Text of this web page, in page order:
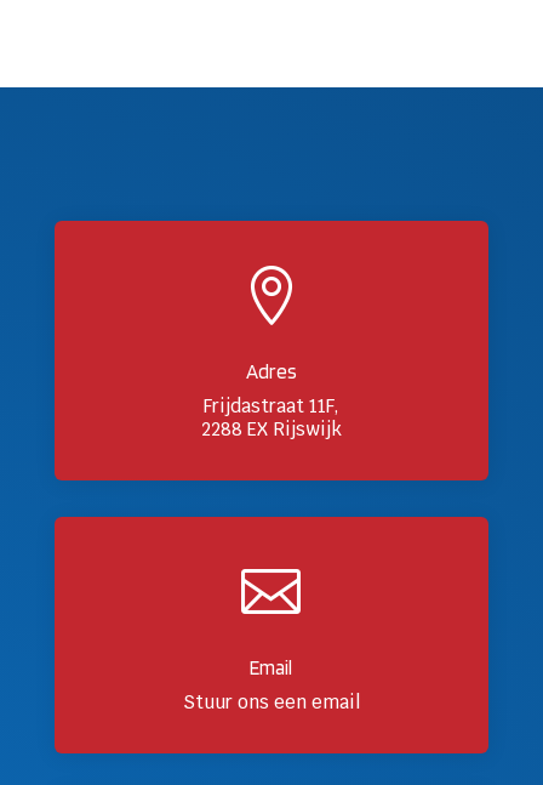

Adres
Frijdastraat 11F,
2288 EX Rijswijk

Email
Stuur ons een email